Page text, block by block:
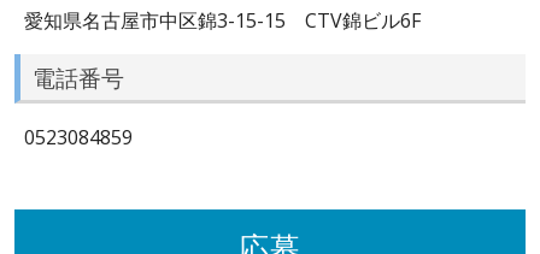
愛知県名古屋市中区錦3-15-15 CTV錦ビル6F
電話番号
0523084859